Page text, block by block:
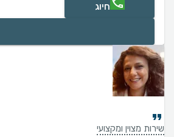
חיוג
שירות מצוין ומקצועי